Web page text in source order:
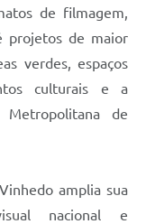
de filmagem,
projetos de maior
verdes, espaços
culturais e a
Metropolitana de
amplia sua
nacional e